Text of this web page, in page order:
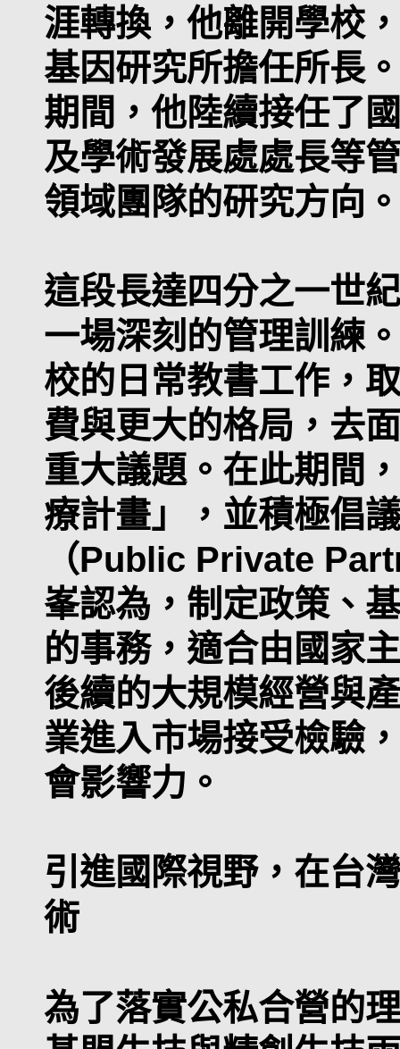
涯轉換，他離開學校
基因研究所擔任所長
期間，他陸續接任了
及學術發展處處長等
領域團隊的研究方向。
這段長達四分之一世
一場深刻的管理訓練
校的日常教書工作，
費與更大的格局，去
重大議題。在此期間
療計畫」，並積極倡
（Public Private
峯認為，制定政策、
的事務，適合由國家
後續的大規模經營與
業進入市場接受檢驗
會影響力。
引進國際視野，在台
術
為了落實公私合營的